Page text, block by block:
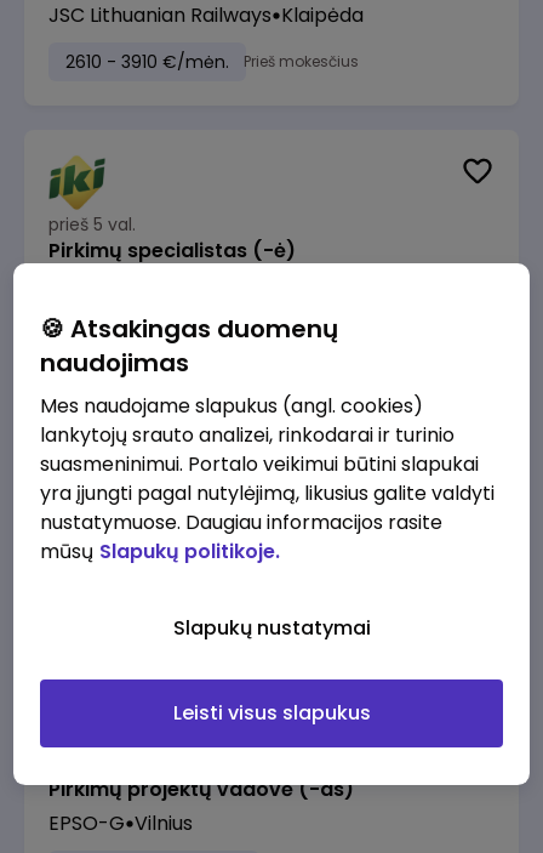
JSC Lithuanian Railways Klaipėda
2610 - 3910 €/mėn. Prieš mokesčius
prieš 5 val.
Pirkimų specialistas (-ė)
1600 - 1900 €/mėn. Prieš mokesčius
prieš 6 val.
IT sprendimų architektas (-ė) (Vilnius, LT)
JSC Lithuanian Railways
Pirkimų projektų vadovė (-as)
EPSO-G Vilnius
🍪 Atsakingas duomenų
naudojimas
Mes naudojame slapukus (angl. cookies)
lankytojų srauto analizei, rinkodarai ir turinio
suasmeninimui. Portalo veikimui būtini slapukai
yra įjungti pagal nutylėjimą, likusius galite valdyti
nustatymuose. Daugiau informacijos rasite
mūsų Slapukų politikoje.
Slapukų nustatymai
Leisti visus slapukus